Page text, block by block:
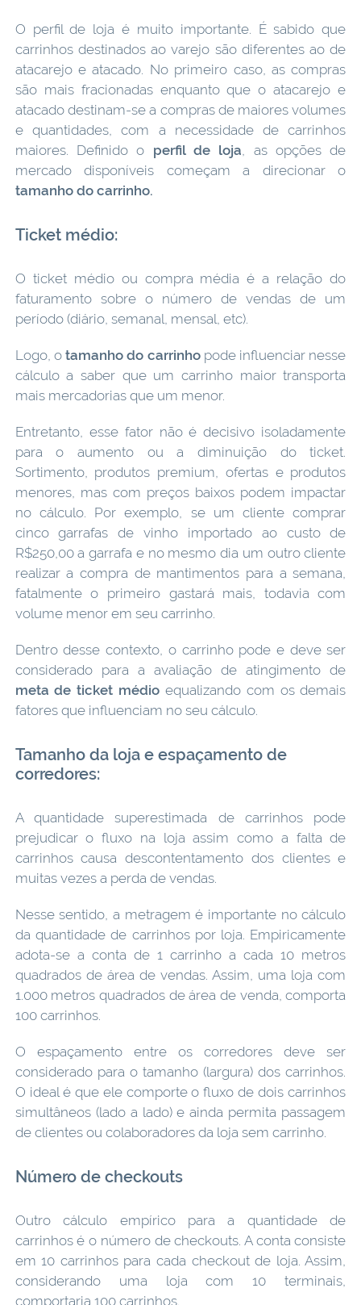
O perfil de loja é muito importante. É sabido que
carrinhos destinados ao varejo são diferentes ao de
atacarejo e atacado. No primeiro caso, as compras
são mais fracionadas enquanto que o atacarejo e
atacado destinam-se a compras de maiores volumes
e quantidades, com a necessidade de carrinhos
maiores. Definido o perfil de loja , as opções de
mercado disponíveis começam a direcionar o
tamanho do carrinho.
Ticket médio:
O ticket médio ou compra média é a relação do
faturamento sobre o número de vendas de um
período (diário, semanal, mensal, etc).
Logo, otamanho do carrinhopode influenciar nesse
cálculo a saber que um carrinho maior transporta
mais mercadorias que um menor.
Entretanto, esse fator não é decisivo isoladamente
para o aumento ou a diminuição do ticket.
Sortimento, produtos premium, ofertas e produtos
menores, mas com preços baixos podem impactar
no cálculo. Por exemplo, se um cliente comprar
cinco garrafas de vinho importado ao custo de
R$250,00 a garrafa e no mesmo dia um outro cliente
realizar a compra de mantimentos para a semana,
fatalmente o primeiro gastará mais, todavia com
volume menor em seu carrinho.
Dentro desse contexto, o carrinho pode e deve ser
considerado para a avaliação de atingimento de
meta de ticket médio equalizando com os demais
fatores que influenciam no seu cálculo.
Tamanho da loja e espaçamento de
corredores:
A quantidade superestimada de carrinhos pode
prejudicar o fluxo na loja assim como a falta de
carrinhos causa descontentamento dos clientes e
muitas vezes a perda de vendas.
Nesse sentido, a metragem é importante no cálculo
da quantidade de carrinhos por loja. Empiricamente
adota-se a conta de 1 carrinho a cada 10 metros
quadrados de área de vendas. Assim, uma loja com
1.000 metros quadrados de área de venda, comporta
100 carrinhos.
O espaçamento entre os corredores deve ser
considerado para o tamanho (largura) dos carrinhos.
O ideal é que ele comporte o fluxo de dois carrinhos
simultâneos (lado a lado) e ainda permita passagem
de clientes ou colaboradores da loja sem carrinho.
Número de checkouts
Outro cálculo empírico para a quantidade de
carrinhos é o número de checkouts. A conta consiste
em 10 carrinhos para cada checkout de loja. Assim,
considerando uma loja com 10 terminais,
comportaria 100 carrinhos.